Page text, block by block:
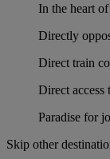
In the heart
Directly
Direct train
Direct access
Paradise for
Skip other